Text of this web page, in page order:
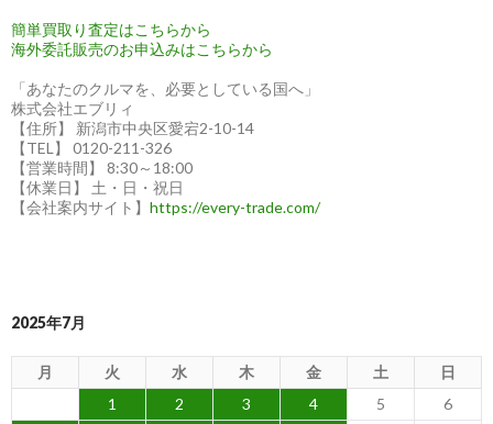
簡単買取り査定はこちらから
海外委託販売のお申込みはこちらから
「あなたのクルマを、必要としている国へ」
株式会社エブリィ
【住所】 新潟市中央区愛宕2-10-14
【TEL】 0120-211-326
【営業時間】 8:30～18:00
【休業日】 土・日・祝日
【会社案内サイト】 https://every-trade.com/
2025年7月
月 火 水 木 金 土
日
1
2 3 4 5
6